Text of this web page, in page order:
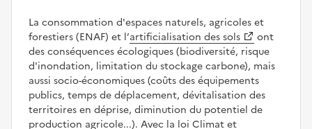
La consommation d'espaces naturels, agricoles et
forestiers (ENAF) et l’artificialisation des sols
ont
des conséquences écologiques (biodiversité, risque
d'inondation, limitation du stockage carbone), mais
aussi socio-économiques (coûts des équipements
publics, temps de déplacement, dévitalisation des
territoires en déprise, diminution du potentiel de
production agricole...). Avec la loi Climat et